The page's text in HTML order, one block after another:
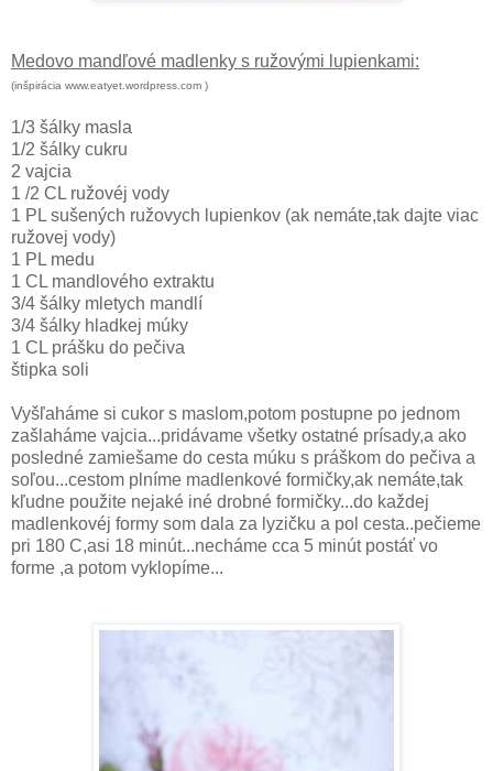
Medovo mandľové madlenky s ružovými lupienkami:
(inšpirácia www.eatyet.wordpress.com )
1/3 šálky masla
1/2 šálky cukru
2 vajcia
1 /2 CL ružovéj vody
1 PL sušených ružovych lupienkov (ak nemáte,tak dajte viac
ružovej vody)
1 PL medu
1 CL mandlového extraktu
3/4 šálky mletych mandlí
3/4 šálky hladkej múky
1 CL prášku do pečiva
štipka soli
Vyšľaháme si cukor s maslom,potom postupne po jednom
zašlaháme vajcia...pridávame všetky ostatné prísady,a ako
posledné zamiešame do cesta múku s práškom do pečiva a
soľou...cestom plníme madlenkové formičky,ak nemáte,tak
kľudne použite nejaké iné drobné formičky...do každej
madlenkovéj formy som dala za lyzičku a pol cesta..pečieme
pri 180 C,asi 18 minút...necháme cca 5 minút postáť vo
forme ,a potom vyklopíme...